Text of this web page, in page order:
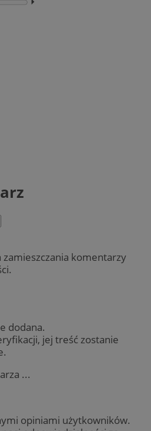
komentarzy
dodana.
jej treść zostanie
...
opiniami użytkowników.